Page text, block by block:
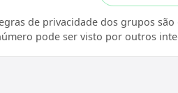
de privacidade dos grupos
pode ser visto por outros